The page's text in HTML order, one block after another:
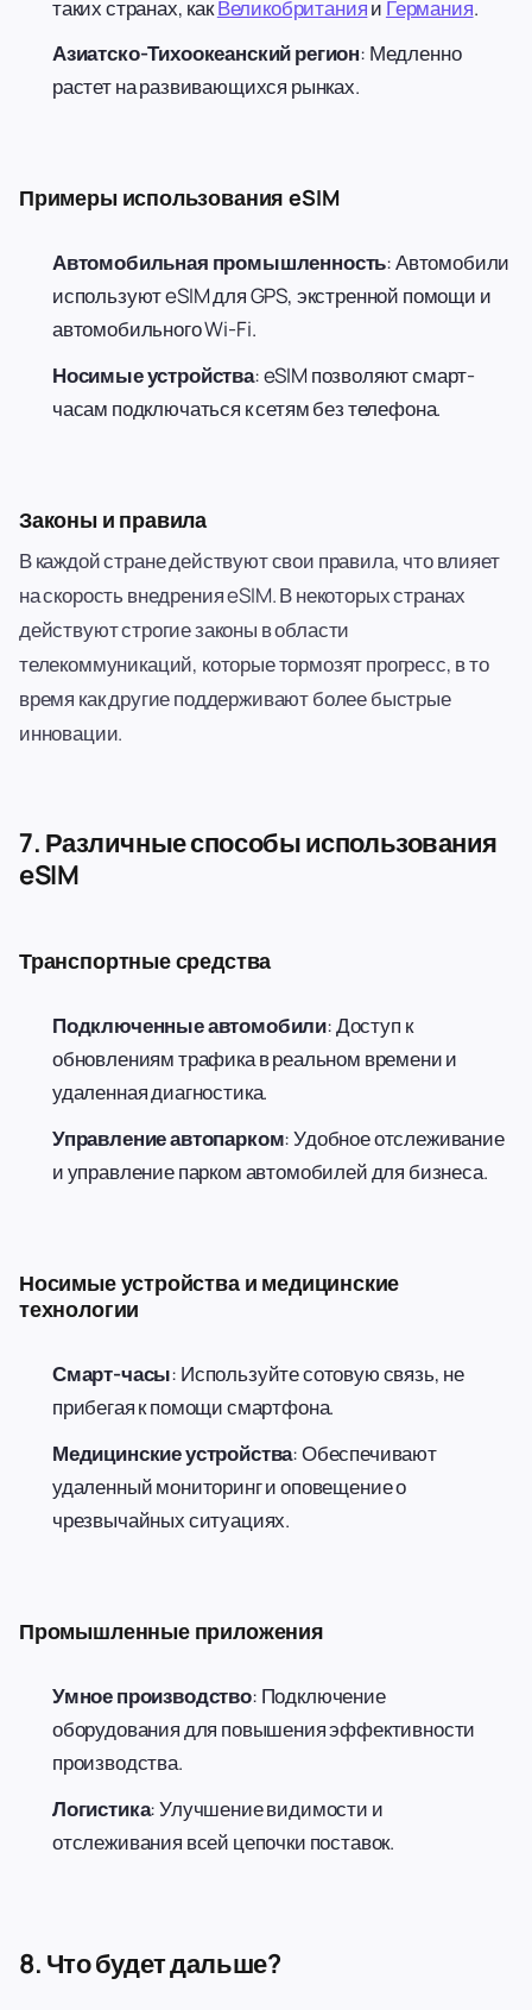
таких странах, какВеликобританияи Германия.
Азиатско-Тихоокеанский регион: Медленно
растет на развивающихся рынках.
Примеры использования eSIM
Автомобильная промышленность: Автомобили
используют eSIM для GPS, экстренной помощи и
автомобильного Wi-Fi.
Носимые устройства: eSIM позволяют смарт-
часам подключаться к сетям без телефона.
Законы и правила
В каждой стране действуют свои правила, что влияет
на скорость внедрения eSIM. В некоторых странах
действуют строгие законы в области
телекоммуникаций, которые тормозят прогресс, в то
время как другие поддерживают более быстрые
инновации.
7. Различные способы использования
eSIM
Транспортные средства
Подключенные автомобили: Доступ к
обновлениям трафика в реальном времени и
удаленная диагностика.
Управление автопарком: Удобное отслеживание
и управление парком автомобилей для бизнеса.
Носимые устройства и медицинские
технологии
Смарт-часы: Используйте сотовую связь, не
прибегая к помощи смартфона.
Медицинские устройства: Обеспечивают
удаленный мониторинг и оповещение о
чрезвычайных ситуациях.
Промышленные приложения
Умное производство: Подключение
оборудования для повышения эффективности
производства.
Логистика: Улучшение видимости и
отслеживания всей цепочки поставок.
8. Что будет дальше?